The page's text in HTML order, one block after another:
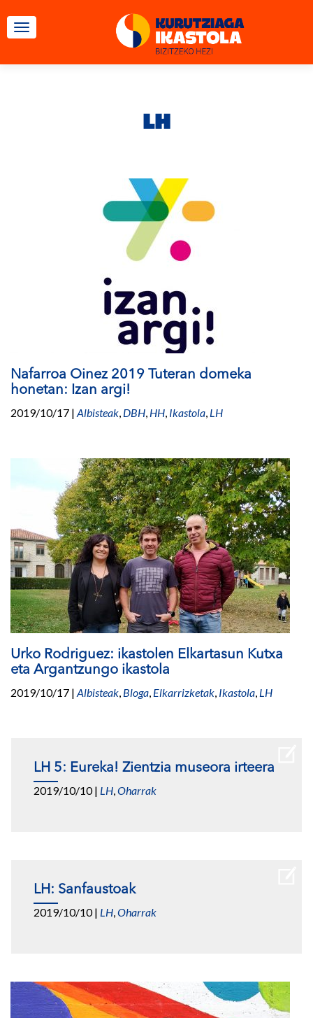
TOGGLE NAVIGATION
LH
Nafarroa Oinez 2019 Tuteran domeka
honetan: Izan argi!
2019/10/17 | Albisteak, DBH, HH, Ikastola, LH
Urko Rodriguez: ikastolen Elkartasun Kutxa
eta Argantzungo ikastola
2019/10/17 | Albisteak, Bloga, Elkarrizketak, Ikastola, LH
LH 5: Eureka! Zientzia museora irteera
2019/10/10| LH,Oharrak
LH: Sanfaustoak
2019/10/10| LH,Oharrak